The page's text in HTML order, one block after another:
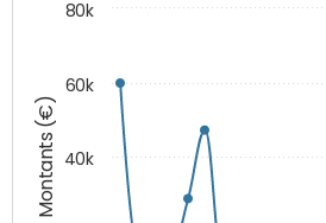
Montants (€) 40k
60k
80k